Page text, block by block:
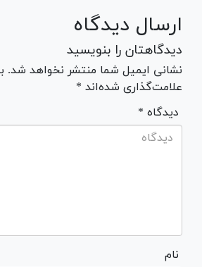
ارسال دیدگاه
دیدگاهتان را بنویسید
نشانی ایمیل شما منتشر نخواهد شد.
علامت‌گذاری شده‌اند *
* دیدگاه
نام